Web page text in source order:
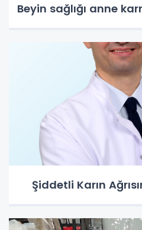
Beyin sağlığı anne
Şiddetli Karın